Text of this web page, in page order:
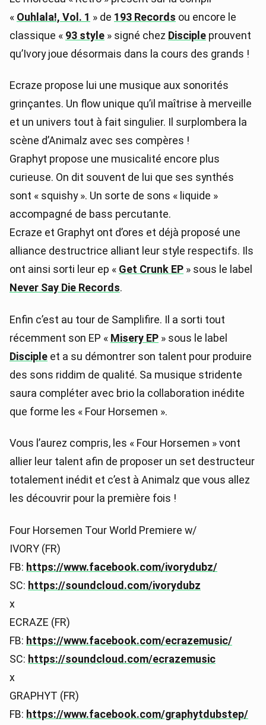
« Ouhlala!, Vol. 1 » de 193 Records ou encore le
classique « 93 style » signé chez Disciple prouvent
qu’Ivory joue désormais dans la cours des grands !
Ecraze propose lui une musique aux sonorités
grinçantes. Un flow unique qu’il maîtrise à merveille
et un univers tout à fait singulier. Il surplombera la
scène d’Animalz avec ses compères !
Graphyt propose une musicalité encore plus
curieuse. On dit souvent de lui que ses synthés
sont « squishy ». Un sorte de sons « liquide »
accompagné de bass percutante.
Ecraze et Graphyt ont d’ores et déjà proposé une
alliance destructrice alliant leur style respectifs. Ils
ont ainsi sorti leur ep « Get Crunk EP » sous le label
Never Say Die Records.
Enfin c’est au tour de Samplifire. Il a sorti tout
récemment son EP « Misery EP » sous le label
Disciple et a su démontrer son talent pour produire
des sons riddim de qualité. Sa musique stridente
saura compléter avec brio la collaboration inédite
que forme les « Four Horsemen ».
Vous l’aurez compris, les « Four Horsemen » vont
allier leur talent afin de proposer un set destructeur
totalement inédit et c’est à Animalz que vous allez
les découvrir pour la première fois !
Four Horsemen Tour World Premiere w/
IVORY (FR)
FB: https://www.facebook.com/ivorydubz/
SC: https://soundcloud.com/ivorydubz
x
ECRAZE (FR)
FB: https://www.facebook.com/ecrazemusic/
SC: https://soundcloud.com/ecrazemusic
x
GRAPHYT (FR)
FB: https://www.facebook.com/graphytdubstep/